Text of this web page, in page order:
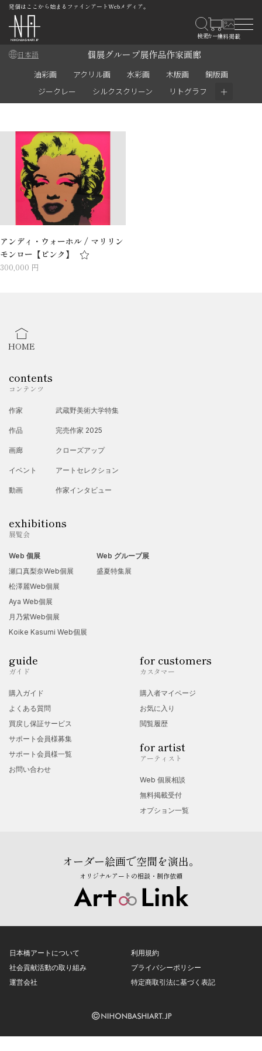
発信はここから始まるファインアートWebメディア。
日本語 個展グループ展作品作家画廊
油彩画 アクリル画 水彩画 木版画
銅版画
ジークレー
シルクスクリーン リトグラフ ＋
アンディ・ウォーホル / マリリン
モンロー【ピンク】
300,000 円
HOME
contents
コンテンツ
作家
作品
画廊
イベント
動画
武蔵野美術大学特集
完売作家 2025
クローズアップ
アートセレクション
作家インタビュー
exhibitions
展覧会
Web 個展
瀬口真梨奈Web個展
松澤麗Web個展
Aya Web個展
月乃紫Web個展
Koike Kasumi Web個展
Web グループ展
盛夏特集展
guide
ガイド
購入ガイド
よくある質問
買戻し保証サービス
サポート会員様募集
サポート会員様一覧
お問い合わせ
for customers
カスタマー
購入者マイページ
お気に入り
閲覧履歴
for artist
アーティスト
Web 個展相談
無料掲載受付
オプション一覧
オーダー絵画で空間を演出。
オリジナルアートの相談・制作依頼
日本橋アートについて
社会貢献活動の取り組み
運営会社
利用規約
プライバシーポリシー
特定商取引法に基づく表記